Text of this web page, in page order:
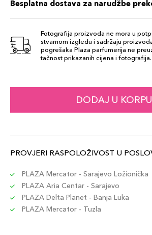
Besplatna dostava za narudžbe
Fotografija proizvoda ne mora u
stvarnom izgledu i sadržaju
pogrešaka Plaza parfumerija ne
tačnost prikazanih cijena i fotografija.
DODAJ U KORPU
PROVJERI RASPOLOŽIVOST U
PLAZA Mercator - Sarajevo Ložionička
PLAZA Aria Centar - Sarajevo
PLAZA Delta Planet - Banja Luka
PLAZA Mercator - Tuzla